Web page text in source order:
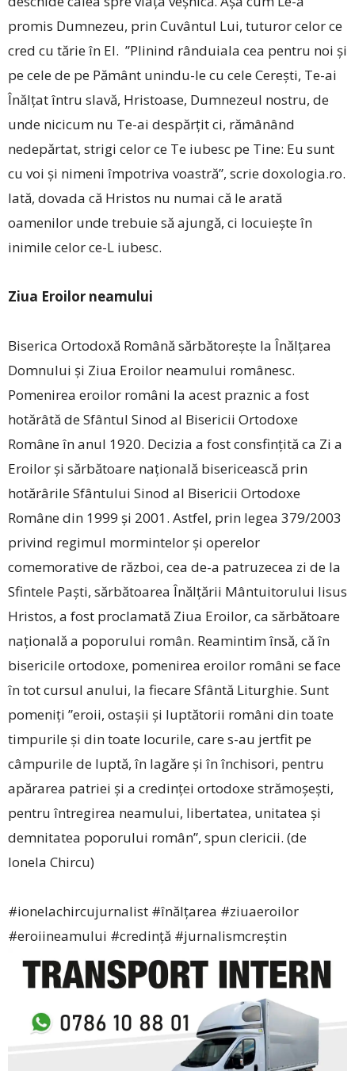
promis Dumnezeu, prin Cuvântul Lui, tuturor celor ce
cred cu tărie în El. ”Plinind rânduiala cea pentru noi și
pe cele de pe Pământ unindu-le cu cele Cerești, Te-ai
Înălțat întru slavă, Hristoase, Dumnezeul nostru, de
unde nicicum nu Te-ai despărțit ci, rămânând
nedepărtat, strigi celor ce Te iubesc pe Tine: Eu sunt
cu voi și nimeni împotriva voastră”, scrie doxologia.ro.
Iată, dovada că Hristos nu numai că le arată
oamenilor unde trebuie să ajungă, ci locuiește în
inimile celor ce-L iubesc.
Ziua Eroilor neamului
Biserica Ortodoxă Română sărbătorește la Înălțarea
Domnului și Ziua Eroilor neamului românesc.
Pomenirea eroilor români la acest praznic a fost
hotărâtă de Sfântul Sinod al Bisericii Ortodoxe
Române în anul 1920. Decizia a fost consfințită ca Zi a
Eroilor și sărbătoare națională bisericească prin
hotărârile Sfântului Sinod al Bisericii Ortodoxe
Române din 1999 și 2001. Astfel, prin legea 379/2003
privind regimul mormintelor și operelor
comemorative de război, cea de-a patruzecea zi de la
Sfintele Paști, sărbătoarea Înălțării Mântuitorului Iisus
Hristos, a fost proclamată Ziua Eroilor, ca sărbătoare
națională a poporului român. Reamintim însă, că în
bisericile ortodoxe, pomenirea eroilor români se face
în tot cursul anului, la fiecare Sfântă Liturghie. Sunt
pomeniți ”eroii, ostașii și luptătorii români din toate
timpurile și din toate locurile, care s-au jertfit pe
câmpurile de luptă, în lagăre și în închisori, pentru
apărarea patriei și a credinței ortodoxe strămoșești,
pentru întregirea neamului, libertatea, unitatea și
demnitatea poporului român”, spun clericii. (de
Ionela Chircu)
#ionelachircujurnalist #înălțarea #ziuaeroilor
#eroiineamului #credință #jurnalismcreștin